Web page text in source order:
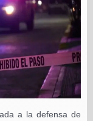
a la defensa de